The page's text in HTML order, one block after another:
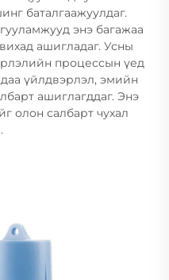
баталгаажуулдаг.
энэ багажаа
ашигладаг. Усны
процессын үед
үйлдвэрлэл, эмийн
ашиглагддаг. Энэ
олон салбарт чухал